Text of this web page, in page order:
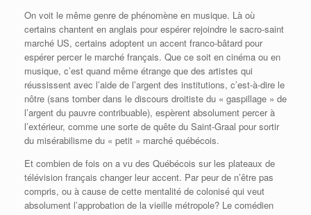
On voit le même genre de phénomène en musique. Là où
certains chantent en anglais pour espérer rejoindre le sacro-saint
marché US, certains adoptent un accent franco-bâtard pour
espérer percer le marché français. Que ce soit en cinéma ou en
musique, c’est quand même étrange que des artistes qui
réussissent avec l’aide de l’argent des institutions, c’est-à-dire le
nôtre (sans tomber dans le discours droitiste du « gaspillage » de
l’argent du pauvre contribuable), espèrent absolument percer à
l’extérieur, comme une sorte de quête du Saint-Graal pour sortir
du misérabilisme du « petit » marché québécois.
Et combien de fois on a vu des Québécois sur les plateaux de
télévision français changer leur accent. Par peur de n’être pas
compris, ou à cause de cette mentalité de colonisé qui veut
absolument l’approbation de la vieille métropole? Le comédien